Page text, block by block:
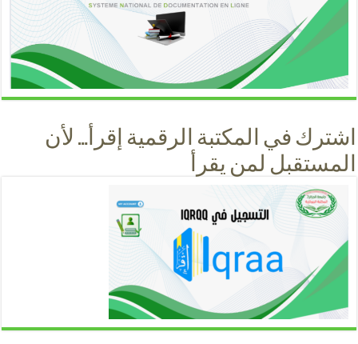
اشترك في المكتبة الرقمية إقرأ… لأن
المستقبل لمن يقرأ